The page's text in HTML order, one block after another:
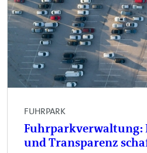
FUHRPARK
Fuhrparkverwaltung:
und Transparenz